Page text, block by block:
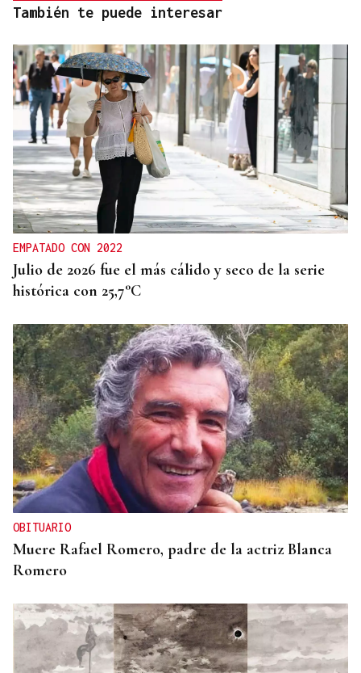
También te puede interesar
EMPATADO CON 2022
Julio de 2026 fue el más cálido y seco de la serie
histórica con 25,7°C
OBITUARIO
Muere Rafael Romero, padre de la actriz Blanca
Romero